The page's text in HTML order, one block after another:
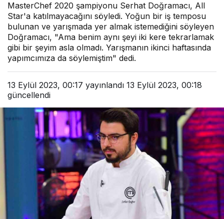
MasterChef 2020 şampiyonu Serhat Doğramacı, All
Star'a katılmayacağını söyledi. Yoğun bir iş temposu
bulunan ve yarışmada yer almak istemediğini söyleyen
Doğramacı, "Ama benim aynı şeyi iki kere tekrarlamak
gibi bir şeyim asla olmadı. Yarışmanın ikinci haftasında
yapımcımıza da söylemiştim" dedi.
13 Eylül 2023, 00:17 yayınlandı 13 Eylül 2023, 00:18
güncellendi